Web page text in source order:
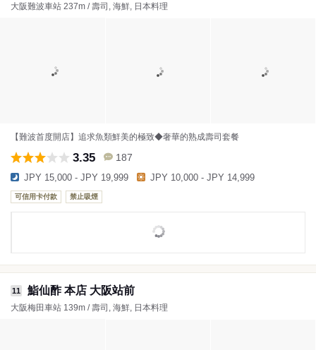
大阪難波車站 237m / 壽司, 海鮮, 日本料理
【難波首度開店】追求魚類鮮美的極致◆奢華的熟成壽司套餐
3.35 187
JPY 15,000 - JPY 19,999 JPY 10,000 - JPY 14,999
可信用卡付款 禁止吸煙
11 鮨仙酢 本店 大阪站前
大阪梅田車站 139m / 壽司, 海鮮, 日本料理